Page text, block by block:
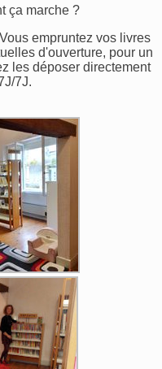
ça marche ?
empruntez vos livres
d'ouverture, pour un
les déposer directement
7J.